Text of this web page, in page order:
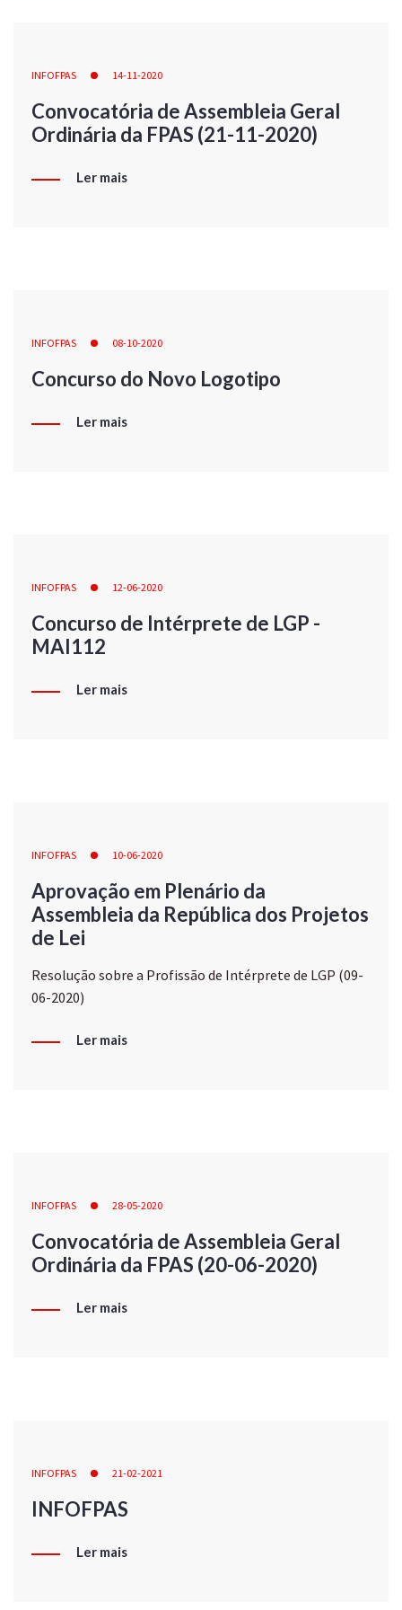
INFOFPAS 14-11-2020
Convocatória de Assembleia Geral
Ordinária da FPAS (21-11-2020)
Ler mais
INFOFPAS 08-10-2020
Concurso do Novo Logotipo
Ler mais
INFOFPAS 12-06-2020
Concurso de Intérprete de LGP -
MAI112
Ler mais
INFOFPAS 10-06-2020
Aprovação em Plenário da
Assembleia da República dos Projetos
de Lei
Resolução sobre a Profissão de Intérprete de LGP (09-
06-2020)
Ler mais
INFOFPAS 28-05-2020
Convocatória de Assembleia Geral
Ordinária da FPAS (20-06-2020)
Ler mais
INFOFPAS 21-02-2021
INFOFPAS
Ler mais